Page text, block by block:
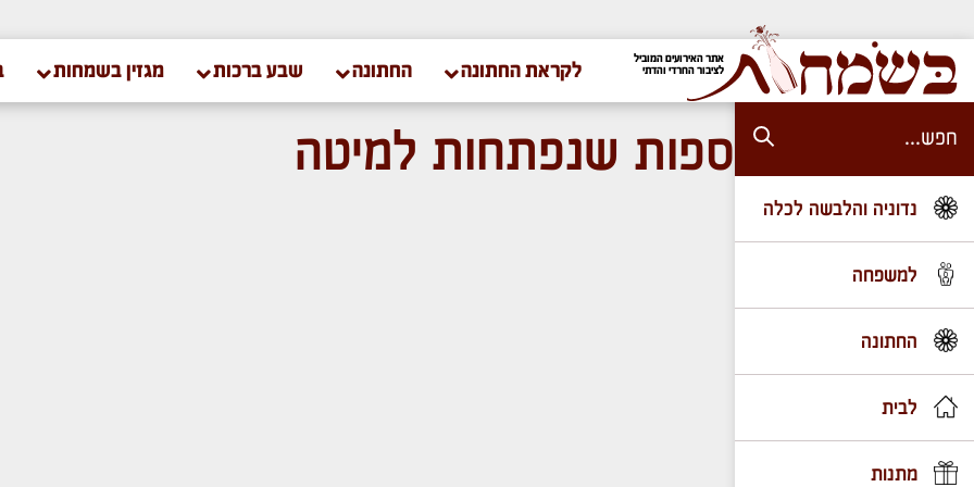
אתר האירועים המוביל
לציבור החרדי והדתי
לקראת החתונה החתונה שבע ברכות מגזין בשמחות
נדוניה והלבשה לכלה
למשפחה
החתונה
לבית
מתנות
ספות שנפתחות למיטה